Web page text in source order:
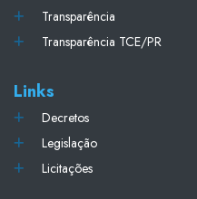
Transparência
Transparência TCE/PR
Links
Decretos
Legislação
Licitações